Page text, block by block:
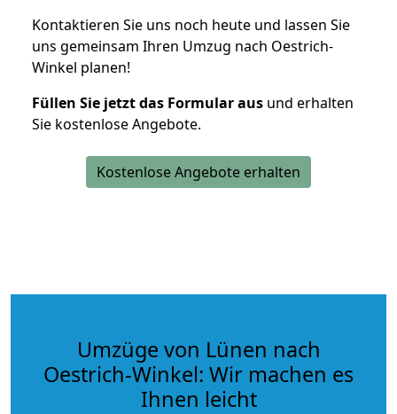
Kontaktieren Sie uns noch heute und lassen Sie
uns gemeinsam Ihren Umzug nach Oestrich-
Winkel planen!
Füllen Sie jetzt das Formular aus und erhalten
Sie kostenlose Angebote.
Kostenlose Angebote erhalten
Umzüge von Lünen nach
Oestrich-Winkel: Wir machen es
Ihnen leicht